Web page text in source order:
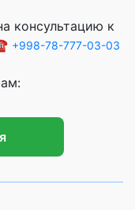
консультацию к
+998-78-777-03-03